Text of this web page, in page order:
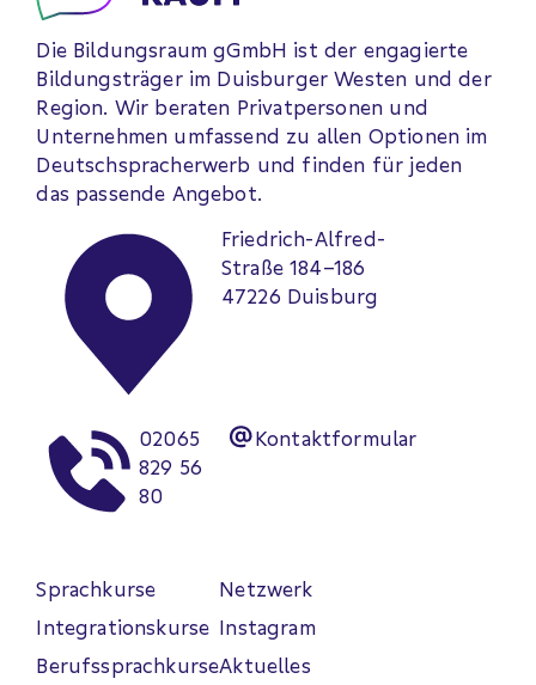
Die Bildungsraum gGmbH ist der engagierte
Bildungsträger im Duisburger Westen und der
Region. Wir beraten Privat­personen und
Unternehmen umfassend zu allen Optionen im
Deutsch­sprach­erwerb und finden für jeden
das passende Angebot.
Friedrich-Alfred-
Straße 184–186
47226 Duisburg
02065
829 56
80
Kontaktformular
Sprachkurse
Integrationskurse
Berufssprachkurse
Netzwerk
Instagram
Aktuelles